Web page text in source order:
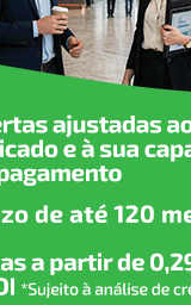
ampliado
que o Centro de
com uma equipe
hidrólogos. A
e um
novos equipamentos
em todo o Rio
é o sistema
o envio de